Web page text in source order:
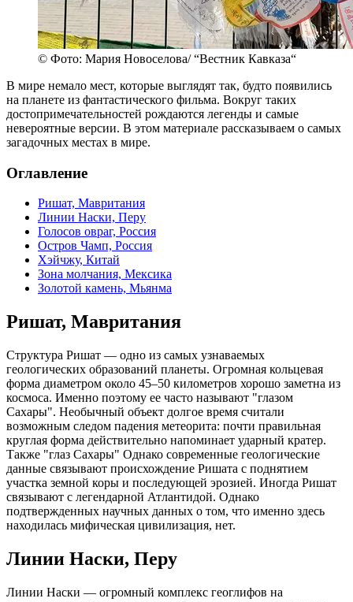
© Фото: Мария Новоселова/ “Вестник Кавказа“
В мире немало мест, которые выглядят так, будто появились
на планете из фантастического фильма. Вокруг таких
достопримечательностей рождаются легенды и самые
невероятные версии. В этом материале рассказываем о самых
загадочных местах в мире.
Оглавление
Ришат, Мавритания
Линии Наски, Перу
Голосов овраг, Россия
Остров Чамп, Россия
Хэйчжу, Китай
Зона молчания, Мексика
Золотой камень, Мьянма
Ришат, Мавритания
Структура Ришат — одно из самых узнаваемых
геологических образований планеты. Огромная кольцевая
форма диаметром около 45–50 километров хорошо заметна из
космоса. Именно поэтому ее часто называют "глазом
Сахары". Необычный объект долгое время считали
возможным следом падения метеорита: почти правильная
круглая форма действительно напоминает ударный кратер.
Также "глаз Сахары" Однако современные геологические
данные связывают происхождение Ришата с поднятием
участка земной коры и последующей эрозией. Иногда Ришат
связывают с легендарной Атлантидой. Однако
подтвержденных научных данных о том, что именно здесь
находилась мифическая цивилизация, нет.
Линии Наски, Перу
Линии Наски — огромный комплекс геоглифов на